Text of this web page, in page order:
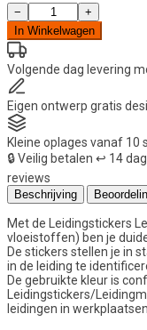
Leidingstickers
Leidingmarkering
Vet
(Ontvlambare
vloeistoffen)
aantal
−
+
In Winkelwagen
Volgende dag levering
Eigen ontwerp gratis
Kleine oplages vanaf 10
🔒Veilig betalen ↩️ 14
reviews
Beschrijving
Met de Leidingstickers
vloeistoffen) ben je
De stickers stellen je in
in de leiding te
De gebruikte kleur is
Leidingstickers/
leidingen in